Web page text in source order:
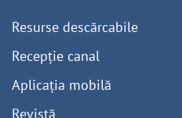
Resurse descărcabile
Recepție canal
Aplicația mobilă
Revistă